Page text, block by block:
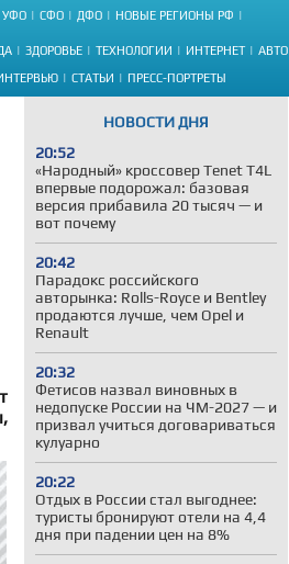
УФО СФО ДФО НОВЫЕ РЕГИОНЫ РФ
ЗДОРОВЬЕ ТЕХНОЛОГИИ ИНТЕРНЕТ АВТО
СТАТЬИ ПРЕСС-ПОРТРЕТЫ
НОВОСТИ ДНЯ
20:52
«Народный» кроссовер Tenet T4L
впервые подорожал: базовая
версия прибавила 20 тысяч — и
вот почему
20:42
Парадокс российского
авторынка: Rolls-Royce и Bentley
продаются лучше, чем Opel и
Renault
20:32
Фетисов назвал виновных в
недопуске России на ЧМ-2027 — и
призвал учиться договариваться
кулуарно
20:22
Отдых в России стал выгоднее:
туристы бронируют отели на 4,4
дня при падении цен на 8%